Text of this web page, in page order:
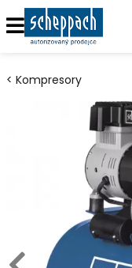
Kompresory